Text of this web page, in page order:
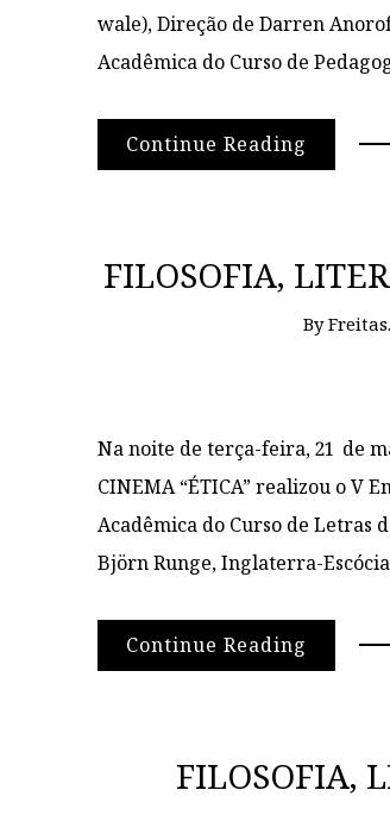
wale), Direção de Darren
Acadêmica do Curso de
Continue Reading
FILOSOFIA,
By
Na noite de terça-feira, 21 de
CINEMA “ÉTICA” realizou o V
Acadêmica do Curso de Letras
Björn Runge, Inglaterra-
Continue Reading
FILOSOFIA,